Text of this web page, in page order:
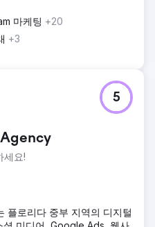
마케팅 +20
+3
세요!
5
로리다 중부 지역의 디지털